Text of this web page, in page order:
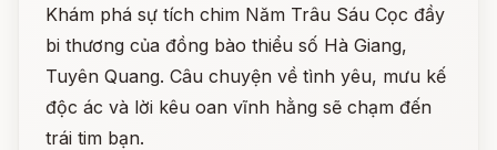
Khám phá sự tích chim Năm Trâu Sáu Cọc đầy
bi thương của đồng bào thiểu số Hà Giang,
Tuyên Quang. Câu chuyện về tình yêu, mưu kế
độc ác và lời kêu oan vĩnh hằng sẽ chạm đến
trái tim bạn.